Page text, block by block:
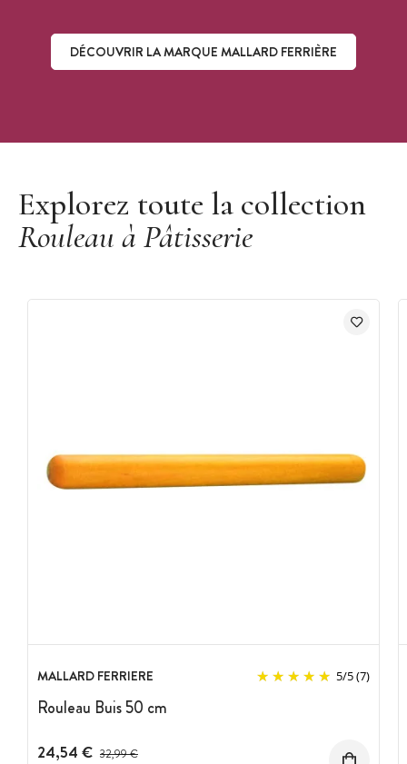
DÉCOUVRIR LA MARQUE MALLARD FERRIÈRE
Explorez toute la collection
Rouleau à Pâtisserie
MALLARD FERRIERE 5/5(7)
Rouleau Buis 50 cm
24,54 € Prix avant réduction :
32,99 €